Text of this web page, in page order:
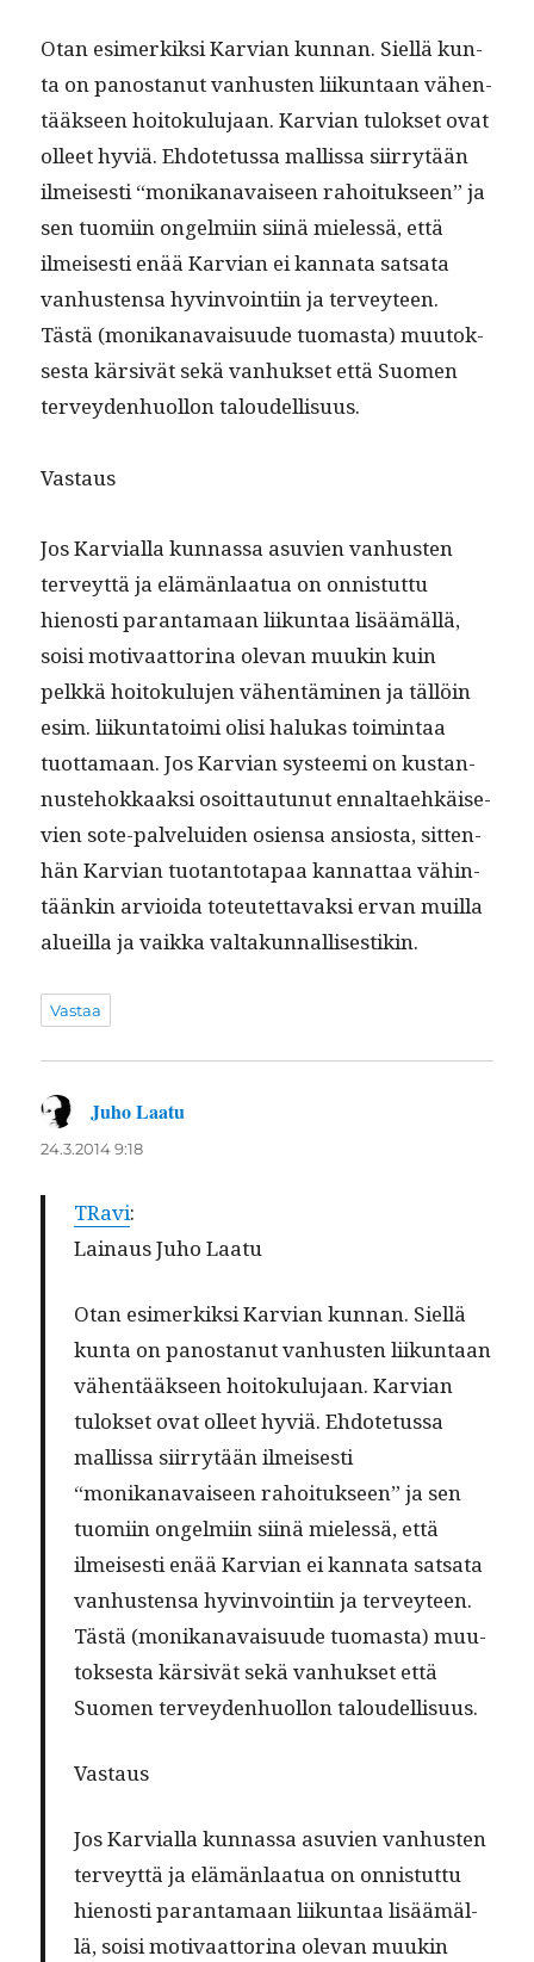
Otan esimerkik­si Kar­vian kun­nan. Siel­lä kun­
ta on panos­tanut van­hus­ten liikun­taan vähen­
tääk­seen hoitoku­lu­jaan. Kar­vian tulok­set ovat
olleet hyviä. Ehdote­tus­sa mallis­sa siir­ry­tään
ilmeis­es­ti “monikanavaiseen rahoituk­seen” ja
sen tuomi­in ongelmi­in siinä mielessä, että
ilmeis­es­ti enää Kar­vian ei kan­na­ta sat­sa­ta
van­hus­ten­sa hyv­in­voin­ti­in ja ter­vey­teen.
Tästä (monikanavaisu­ude tuo­mas­ta) muu­tok­
ses­ta kär­sivät sekä van­huk­set että Suomen
ter­vey­den­huol­lon taloudellisuus.
Vas­taus
Jos Karvial­la kun­nas­sa asu­vien van­hus­ten
ter­veyt­tä ja elämän­laat­ua on onnis­tut­tu
hienos­ti paran­ta­maan liikun­taa lisäämäl­lä,
soisi moti­vaat­to­ri­na ole­van muukin kuin
pelkkä hoitoku­lu­jen vähen­tämi­nen ja täl­löin
esim. liikun­ta­toi­mi olisi halukas toim­intaa
tuot­ta­maan. Jos Kar­vian sys­tee­mi on kus­tan­
nuste­hokkaak­si osoit­tau­tunut ennal­taehkäi­se­
vien sote-palvelu­iden osien­sa ansios­ta, sit­ten­
hän Kar­vian tuotan­to­ta­paa kan­nat­taa vähin­
täänkin arvioi­da toteutet­tavak­si ervan muil­la
alueil­la ja vaik­ka valtakunnallisestikin.
Vastaa
Juho Laatu
24.3.2014 9:18
TRavi:
Lain­aus Juho Laatu
Otan esimerkik­si Kar­vian kun­nan. Siel­lä
kun­ta on panos­tanut van­hus­ten liikun­taan
vähen­tääk­seen hoitoku­lu­jaan. Kar­vian
tulok­set ovat olleet hyviä. Ehdote­tus­sa
mallis­sa siir­ry­tään ilmeis­es­ti
“monikanavaiseen rahoituk­seen” ja sen
tuomi­in ongelmi­in siinä mielessä, että
ilmeis­es­ti enää Kar­vian ei kan­na­ta sat­sa­ta
van­hus­ten­sa hyv­in­voin­ti­in ja ter­vey­teen.
Tästä (monikanavaisu­ude tuo­mas­ta) muu­
tok­ses­ta kär­sivät sekä van­huk­set että
Suomen ter­vey­den­huol­lon taloudellisuus.
Vas­taus
Jos Karvial­la kun­nas­sa asu­vien van­hus­ten
ter­veyt­tä ja elämän­laat­ua on onnis­tut­tu
hienos­ti paran­ta­maan liikun­taa lisäämäl­
lä, soisi moti­vaat­to­ri­na ole­van muukin